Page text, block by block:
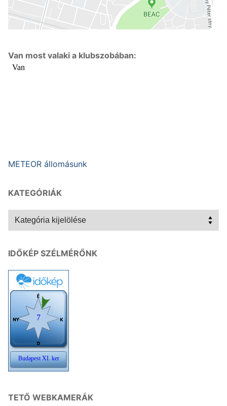
Van most valaki a klubszobában:
METEOR állomásunk
KATEGÓRIÁK
Kategóriák
IDŐKÉP SZÉLMÉRŐNK
TETŐ WEBKAMERÁK